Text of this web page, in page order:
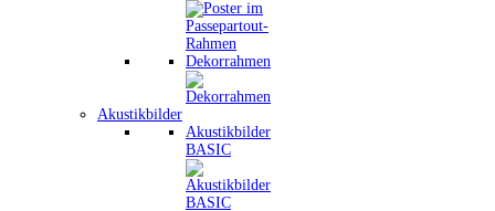
Dekorrahmen
Akustikbilder
Akustikbilder
BASIC